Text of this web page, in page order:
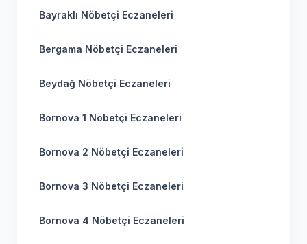
Bayraklı Nöbetçi Eczaneleri
Bergama Nöbetçi Eczaneleri
Beydağ Nöbetçi Eczaneleri
Bornova 1 Nöbetçi Eczaneleri
Bornova 2 Nöbetçi Eczaneleri
Bornova 3 Nöbetçi Eczaneleri
Bornova 4 Nöbetçi Eczaneleri